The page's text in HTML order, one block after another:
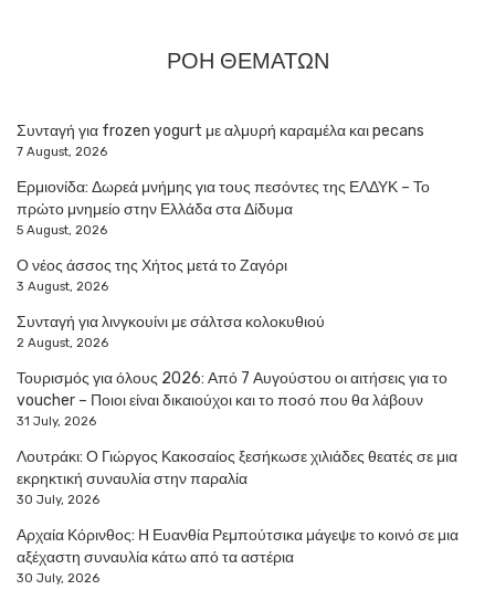
ΡΟΗ ΘΕΜΑΤΩΝ
Συνταγή για frozen yogurt με αλμυρή καραμέλα και pecans
7 August, 2026
Ερμιονίδα: Δωρεά μνήμης για τους πεσόντες της ΕΛΔΥΚ – Το
πρώτο μνημείο στην Ελλάδα στα Δίδυμα
5 August, 2026
Ο νέος άσσος της Χήτος μετά το Ζαγόρι
3 August, 2026
Συνταγή για λινγκουίνι με σάλτσα κολοκυθιού
2 August, 2026
Τουρισμός για όλους 2026: Από 7 Αυγούστου οι αιτήσεις για το
voucher – Ποιοι είναι δικαιούχοι και το ποσό που θα λάβουν
31 July, 2026
Λουτράκι: Ο Γιώργος Κακοσαίος ξεσήκωσε χιλιάδες θεατές σε μια
εκρηκτική συναυλία στην παραλία
30 July, 2026
Αρχαία Κόρινθος: Η Ευανθία Ρεμπούτσικα μάγεψε το κοινό σε μια
αξέχαστη συναυλία κάτω από τα αστέρια
30 July, 2026